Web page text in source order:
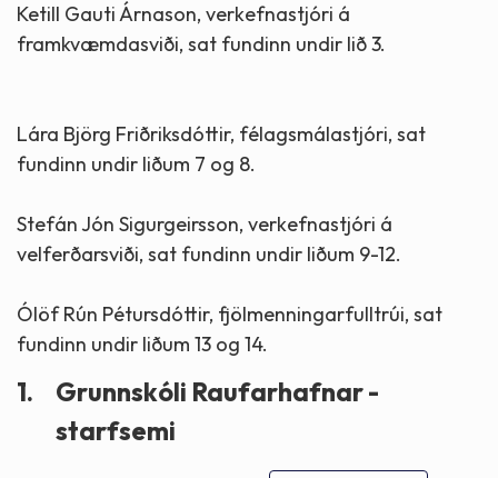
Ketill Gauti Árnason, verkefnastjóri á
framkvæmdasviði, sat fundinn undir lið 3.
Lára Björg Friðriksdóttir, félagsmálastjóri, sat
fundinn undir liðum 7 og 8.
Stefán Jón Sigurgeirsson, verkefnastjóri á
velferðarsviði, sat fundinn undir liðum 9-12.
Ólöf Rún Pétursdóttir, fjölmenningarfulltrúi, sat
fundinn undir liðum 13 og 14.
1.
Grunnskóli Raufarhafnar -
starfsemi